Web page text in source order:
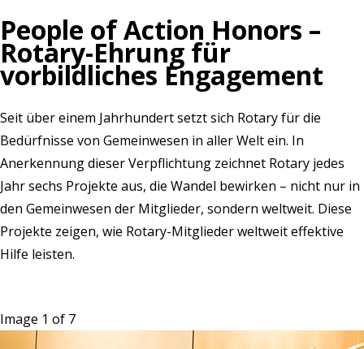
People of Action Honors –
Rotary-Ehrung für
vorbildliches Engagement
Seit über einem Jahrhundert setzt sich Rotary für die
Bedürfnisse von Gemeinwesen in aller Welt ein. In
Anerkennung dieser Verpflichtung zeichnet Rotary jedes
Jahr sechs Projekte aus, die Wandel bewirken – nicht nur in
den Gemeinwesen der Mitglieder, sondern weltweit. Diese
Projekte zeigen, wie Rotary-Mitglieder weltweit effektive
Hilfe leisten.
Image 1 of 7